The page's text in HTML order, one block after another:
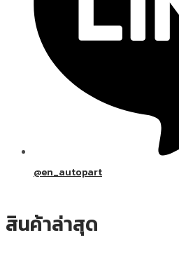
@en_autopart
สินค้าล่าสุด